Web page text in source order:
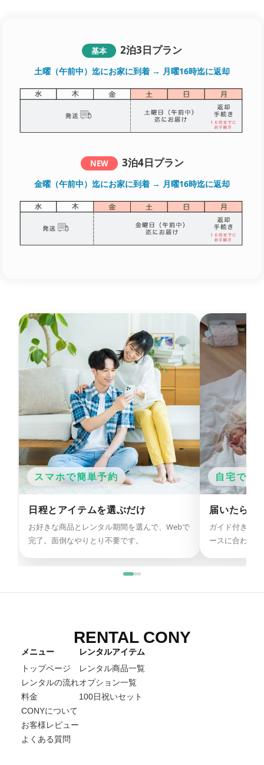
基本 2泊3日プラン
土曜（午前中）迄にお家に到着 → 月曜16時迄に返却
NEW 3泊4日プラン
金曜（午前中）迄にお家に到着 → 月曜16時迄に返却
スマホで簡単予約
日程とアイテムを選ぶだけ
お好きな商品とレンタル期間を選んで、Webで
完了。面倒なやりとり不要です。
自宅でか
届いたらそ
ガイド付きで
ースに合わせ
RENTAL CONY
メニュー
トップページ
レンタルの流れ
料金
CONYについて
お客様レビュー
よくある質問
レンタルアイテム
レンタル商品一覧
オプション一覧
100日祝いセット